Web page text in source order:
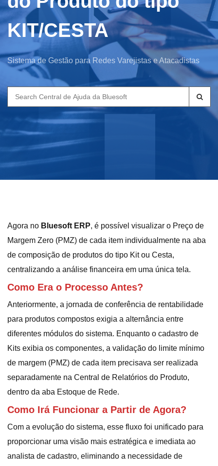
KIT/CESTA
Sistema de Gestão para Redes Varejistas e Atacadistas
Search
for:
Agora no Bluesoft ERP, é possível visualizar o Preço de
Margem Zero (PMZ) de cada item individualmente na aba
de composição de produtos do tipo Kit ou Cesta,
centralizando a análise financeira em uma única tela.
Como Era o Processo Antes?
Anteriormente, a jornada de conferência de rentabilidade
para produtos compostos exigia a alternância entre
diferentes módulos do sistema. Enquanto o cadastro de
Kits exibia os componentes, a validação do limite mínimo
de margem (PMZ) de cada item precisava ser realizada
separadamente na Central de Relatórios do Produto,
dentro da aba Estoque de Rede.
Como Irá Funcionar a Partir de Agora?
Com a evolução do sistema, esse fluxo foi unificado para
proporcionar uma visão mais estratégica e imediata ao
analista de cadastro, eliminando a necessidade de